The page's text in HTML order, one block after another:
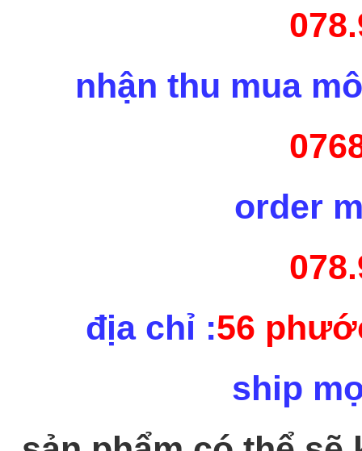
nhận thu mua
order
địa chỉ :56
ship